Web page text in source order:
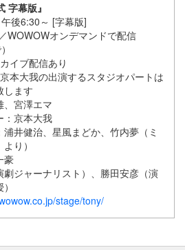
字幕版』
後6:30～ [字幕版]
WOWOWオンデマンドで配信
イブ配信あり
本大我の出演するスタジオパートは
します
、宮澤エマ
：京本大我
井健治、星風まどか、竹内夢（ミ
り）
豪
ジャーナリスト）、勝田安彦（演
stage/tony/